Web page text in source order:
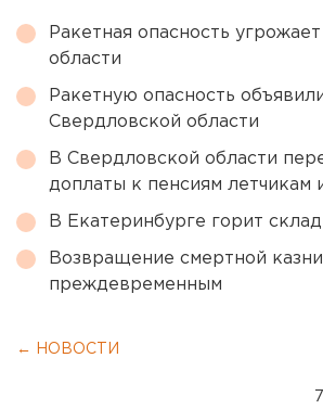
Ракетная опасность
области
Ракетную опасность
Свердловской области
В Свердловской области
доплаты к пенсиям летчикам
В Екатеринбурге горит
Возвращение смертной
преждевременным
← НОВОСТИ